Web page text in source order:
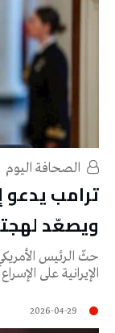
ترامب يدعو
ويصعّد
حثّ الرئيس
الإيرانية على
2026-04-29